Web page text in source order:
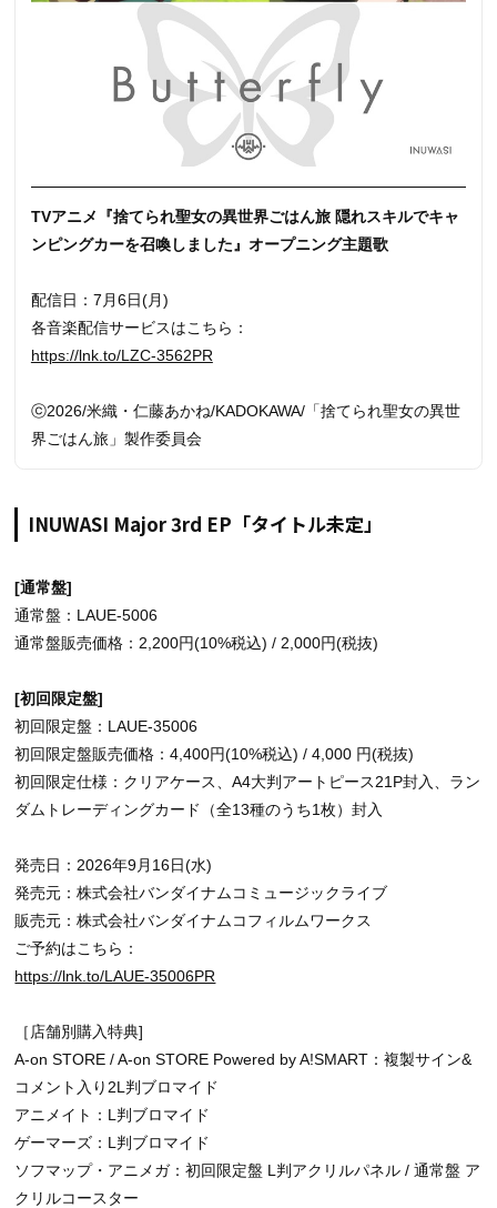
TVアニメ『捨てられ聖女の異世界ごはん旅 隠れスキルでキャ
ンピングカーを召喚しました』オープニング主題歌
配信日：7月6日(月)
各音楽配信サービスはこちら：
https://lnk.to/LZC-3562PR
ⓒ2026/米織・仁藤あかね/KADOKAWA/「捨てられ聖女の異世
界ごはん旅」製作委員会
INUWASI Major 3rd EP「タイトル未定」
[通常盤]
通常盤：LAUE-5006
通常盤販売価格：2,200円(10%税込) / 2,000円(税抜)
[初回限定盤]
初回限定盤：LAUE-35006
初回限定盤販売価格：4,400円(10%税込) / 4,000 円(税抜)
初回限定仕様：クリアケース、A4大判アートピース21P封入、ラン
ダムトレーディングカード（全13種のうち1枚）封入
発売日：2026年9月16日(水)
発売元：株式会社バンダイナムコミュージックライブ
販売元：株式会社バンダイナムコフィルムワークス
ご予約はこちら：
https://lnk.to/LAUE-35006PR
［店舗別購入特典]
A-on STORE / A-on STORE Powered by A!SMART：複製サイン&
コメント入り2L判ブロマイド
アニメイト：L判ブロマイド
ゲーマーズ：L判ブロマイド
ソフマップ・アニメガ：初回限定盤 L判アクリルパネル / 通常盤 ア
クリルコースター